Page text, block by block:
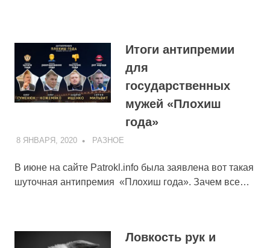
Итоги антипремии
для
государственных
мужей «Плохиш
года»
8 ЯНВАРЯ, 2020 ADMIN
РАЗНОЕ
В июне на сайте Patrokl.info была заявлена вот такая
шуточная антипремия «Плохиш года». Зачем все…
Ловкость рук и